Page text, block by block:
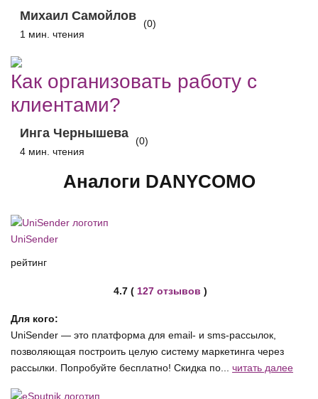
Михаил Самойлов
1 мин. чтения
(0)
Как организовать работу с
клиентами?
Инга Чернышева
4 мин. чтения
(0)
Аналоги DANYCOMO
UniSender
рейтинг
4.7 ( 127 отзывов )
Для кого:
UniSender — это платформа для email- и sms-рассылок,
позволяющая построить целую систему маркетинга через
рассылки. Попробуйте бесплатно! Скидка по... читать далее